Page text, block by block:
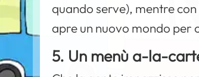
quando serve), mentre
apre un nuovo mondo per
5. Un menù a-la-